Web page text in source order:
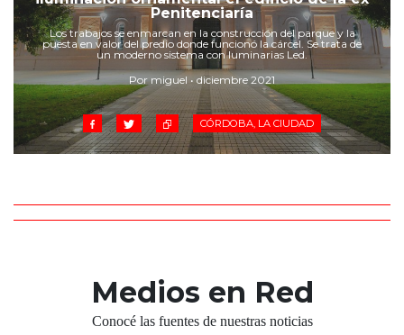
Cruz del Eje
Corredor de Ansenuza
La Carlota y zona
Laboulaye y sur
Bell Ville
Río Tercero
Despeñaderos
Penitenciaría
Los trabajos se enmarcan en la construcción del parque y la
puesta en valor del predio donde funcionó la cárcel. Se trata de
un moderno sistema con luminarias Led.
Por miguel • diciembre 2021
CÓRDOBA, LA CIUDAD
Medios en Red
Conocé las fuentes de nuestras noticias